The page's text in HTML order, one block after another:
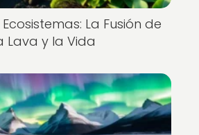
La Fusión de
Lava y la Vida